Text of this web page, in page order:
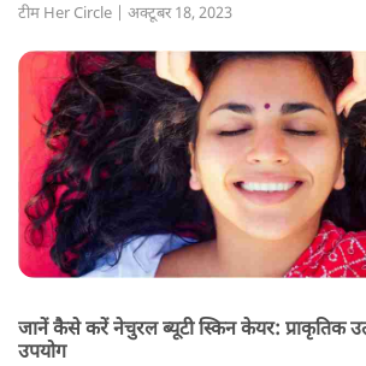
टीम Her Circle | अक्टूबर 18, 2023
जानें कैसे करें नेचुरल ब्यूटी स्किन केयर: प्राकृतिक
उपयोग